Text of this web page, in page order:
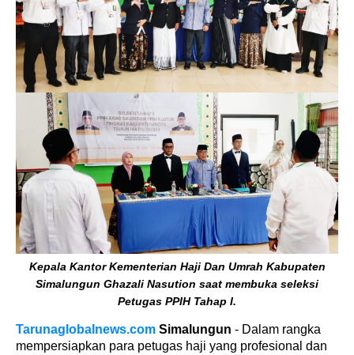
Kepala Kantor Kementerian Haji Dan Umrah Kabupaten
Simalungun Ghazali Nasution saat membuka seleksi
Petugas PPIH Tahap I.
Tarunaglobalnews.com Simalungun - Dalam rangka
mempersiapkan para petugas haji yang profesional dan